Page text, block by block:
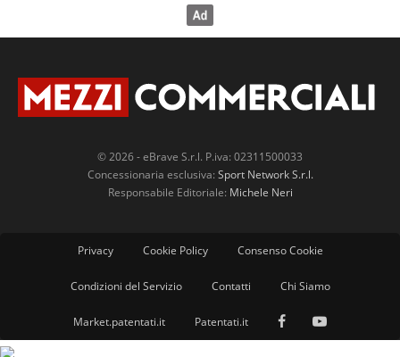
© 2026 - eBrave S.r.l. P.iva: 02311500033
Concessionaria esclusiva: Sport Network S.r.l.
Responsabile Editoriale: Michele Neri
Privacy Cookie Policy Consenso Cookie
Condizioni del Servizio Contatti Chi Siamo
Market.patentati.it Patentati.it